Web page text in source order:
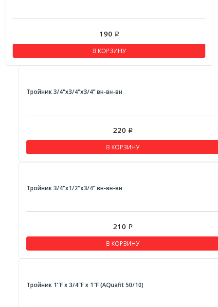
190 Р
В КОРЗИНУ
Тройник 3/4"x3/4"x3/4" вн-вн-вн
220 Р
В КОРЗИНУ
Тройник 3/4"x1/2"x3/4" вн-вн-вн
210 Р
В КОРЗИНУ
Тройник 1''F x 3/4"F x 1"F (AQuafit 50/10)